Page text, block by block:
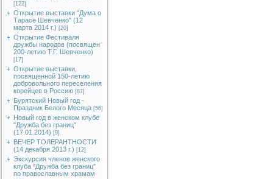
[122]
Открытие выставки "Дума о
Тарасе Шевченко" (12
марта 2014 г.) [20]
Открытие Фестиваля
дружбы народов (посвящен
200-летию Т.Г. Шевченко)
[17]
Открытие выставки,
посвященной 150-летию
добровольного переселения
корейцев в Россию [87]
Бурятский Новый год -
Праздник Белого Месяца [56]
Новый год в женском клубе
"Дружба без границ"
(17.01.2014) [9]
ВЕЧЕР ТОЛЕРАНТНОСТИ
(14 декабря 2013 г.) [12]
Экскурсия членов женского
клуба "Дружба без границ"
по православным храмам